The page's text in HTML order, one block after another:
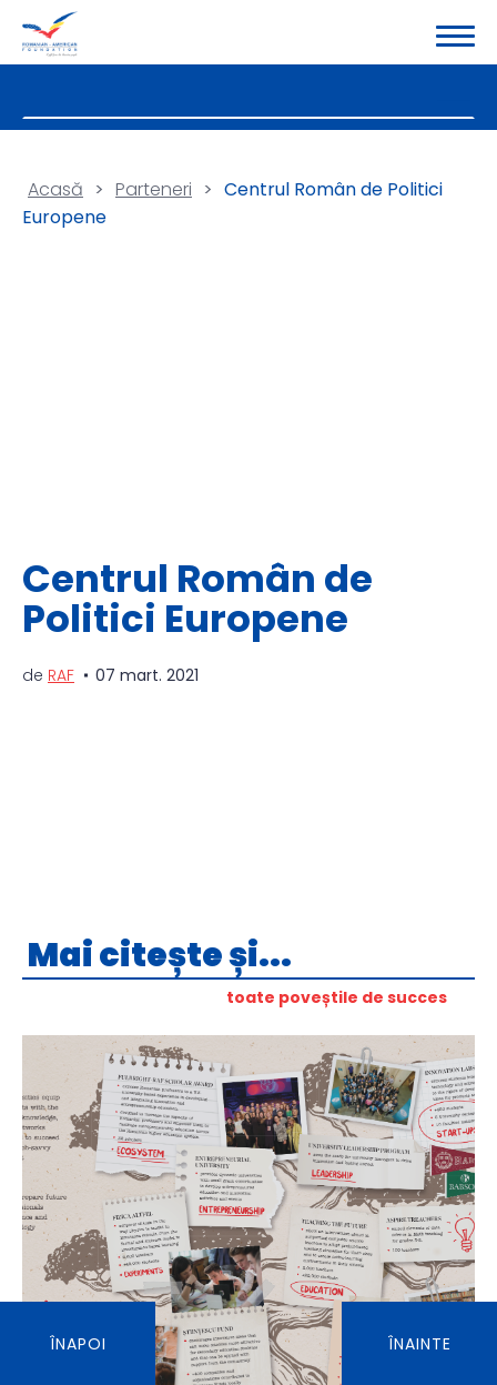
Acasă > Parteneri > Centrul Român de Politici
Europene
Centrul Român de
Politici Europene
de RAF 07 mart. 2021
Mai citește și...
toate poveștile de succes
ÎNAPOI ÎNAINTE